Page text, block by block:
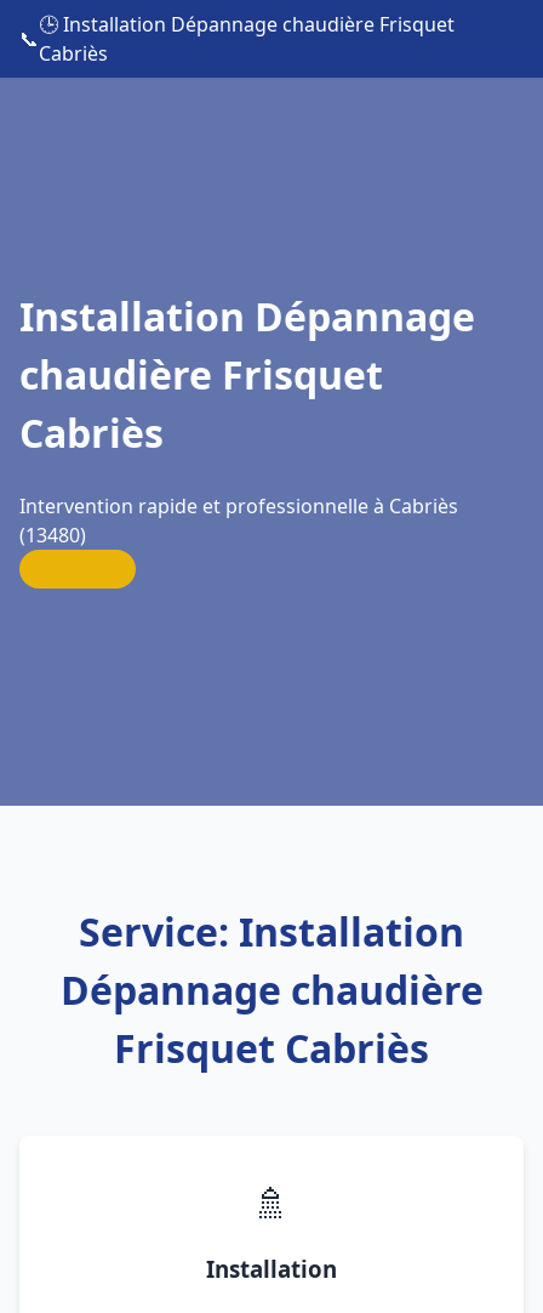
📞
🕒 Installation Dépannage chaudière Frisquet
Cabriès
Installation Dépannage
chaudière Frisquet
Cabriès
Intervention rapide et professionnelle à Cabriès
(13480)
Service: Installation
Dépannage chaudière
Frisquet Cabriès
🚿
Installation